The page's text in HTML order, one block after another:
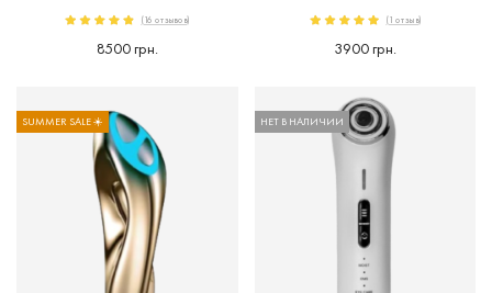
(16 отзывов)
8500 грн.
(1 отзыв)
3900 грн.
SUMMER SALE ☀️ НЕТ В НАЛИЧИИ